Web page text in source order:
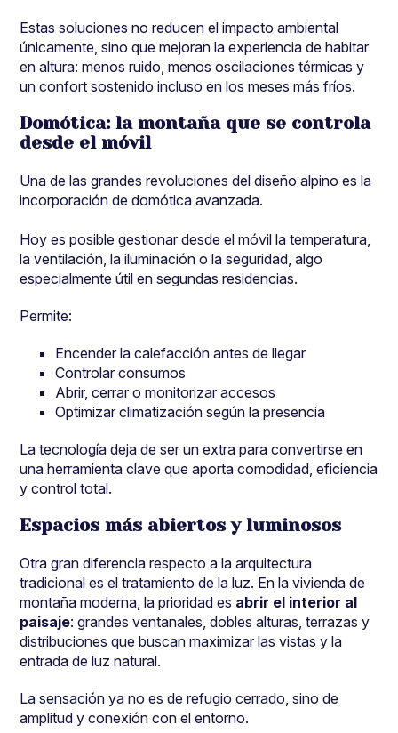
Estas soluciones no reducen el impacto ambiental
únicamente, sino que mejoran la experiencia de habitar
en altura: menos ruido, menos oscilaciones térmicas y
un confort sostenido incluso en los meses más fríos.
Domótica: la montaña que se controla
desde el móvil
Una de las grandes revoluciones del diseño alpino es la
incorporación de domótica avanzada.
Hoy es posible gestionar desde el móvil la temperatura,
la ventilación, la iluminación o la seguridad, algo
especialmente útil en segundas residencias.
Permite:
Encender la calefacción antes de llegar
Controlar consumos
Abrir, cerrar o monitorizar accesos
Optimizar climatización según la presencia
La tecnología deja de ser un extra para convertirse en
una herramienta clave que aporta comodidad, eficiencia
y control total.
Espacios más abiertos y luminosos
Otra gran diferencia respecto a la arquitectura
tradicional es el tratamiento de la luz. En la vivienda de
montaña moderna, la prioridad es abrir el interior al
paisaje: grandes ventanales, dobles alturas, terrazas y
distribuciones que buscan maximizar las vistas y la
entrada de luz natural.
La sensación ya no es de refugio cerrado, sino de
amplitud y conexión con el entorno.